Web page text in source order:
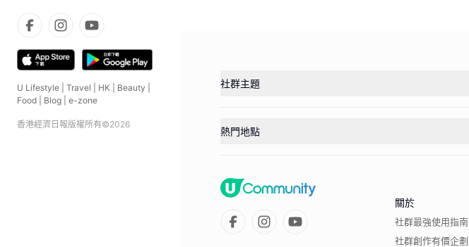
U Lifestyle Travel HK Beauty
Food
Blog e-zone
香港經濟日報版權所有©2026
社群主題
熱門地點
關於
社群最強使用指南
社群創作有價企劃